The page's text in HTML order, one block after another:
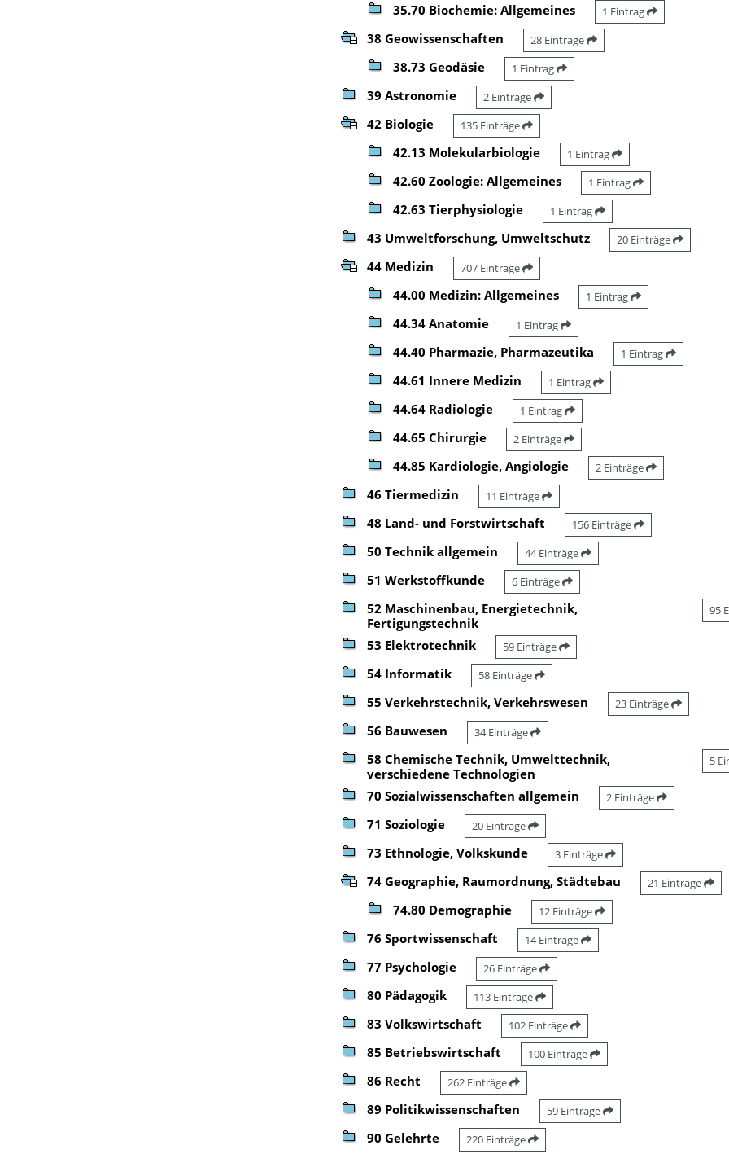
35.70 Biochemie: Allgemeines 1 Eintrag
38 Geowissenschaften 28 Einträge
38.73 Geodäsie 1 Eintrag
39 Astronomie 2 Einträge
42 Biologie 135 Einträge
42.13 Molekularbiologie 1 Eintrag
42.60 Zoologie: Allgemeines 1 Eintrag
42.63 Tierphysiologie 1 Eintrag
43 Umweltforschung, Umweltschutz 20 Einträge
44 Medizin 707 Einträge
44.00 Medizin: Allgemeines 1 Eintrag
44.34 Anatomie 1 Eintrag
44.40 Pharmazie, Pharmazeutika 1 Eintrag
44.61 Innere Medizin 1 Eintrag
44.64 Radiologie 1 Eintrag
44.65 Chirurgie 2 Einträge
44.85 Kardiologie, Angiologie 2 Einträge
46 Tiermedizin 11 Einträge
48 Land- und Forstwirtschaft 156 Einträge
50 Technik allgemein 44 Einträge
51 Werkstoffkunde 6 Einträge
52 Maschinenbau, Energietechnik,
Fertigungstechnik
95
53 Elektrotechnik 59 Einträge
54 Informatik 58 Einträge
55 Verkehrstechnik, Verkehrswesen 23 Einträge
56 Bauwesen 34 Einträge
58 Chemische Technik, Umwelttechnik,
verschiedene Technologien
5
70 Sozialwissenschaften allgemein 2 Einträge
71 Soziologie 20 Einträge
73 Ethnologie, Volkskunde 3 Einträge
74 Geographie, Raumordnung, Städtebau 21 Einträge
74.80 Demographie 12 Einträge
76 Sportwissenschaft 14 Einträge
77 Psychologie 26 Einträge
80 Pädagogik 113 Einträge
83 Volkswirtschaft 102 Einträge
85 Betriebswirtschaft 100 Einträge
86 Recht 262 Einträge
89 Politikwissenschaften 59 Einträge
90 Gelehrte 220 Einträge